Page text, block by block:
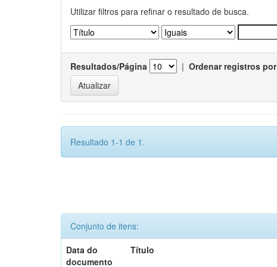
Utilizar filtros para refinar o resultado de busca.
Resultados/Página | Ordenar registros por
Resultado 1-1 de 1.
Conjunto de itens:
Data do
documento
Título